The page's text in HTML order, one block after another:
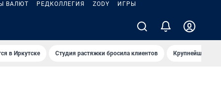
ВАЛЮТ РЕДКОЛЛЕГИЯ ZODY ИГРЫ
в Иркутске Студия растяжки бросила клиентов Крупнейшие